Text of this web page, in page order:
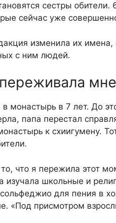
сестры обители.
сейчас уже
изменила их имена,
с ним людей.
монастырь в 7 лет. До
папа перестал
к схиигумену.
что я пережила этот
изучала школьные и
для пения в
«Под присмотром